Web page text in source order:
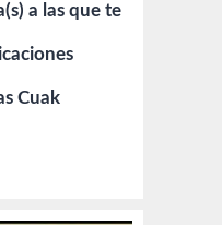
a las que te
Cuak